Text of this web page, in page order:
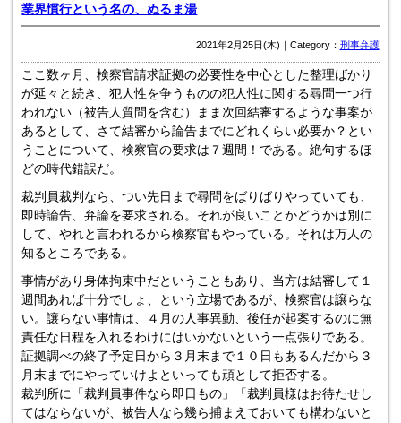
業界慣行という名の、ぬるま湯
2021年2月25日(木)｜Category： 刑事弁護
ここ数ヶ月、検察官請求証拠の必要性を中心とした整理ばかり
が延々と続き、犯人性を争うものの犯人性に関する尋問一つ行
われない（被告人質問を含む）まま次回結審するような事案が
あるとして、さて結審から論告までにどれくらい必要か？とい
うことについて、検察官の要求は７週間！である。絶句するほ
どの時代錯誤だ。
裁判員裁判なら、つい先日まで尋問をばりばりやっていても、
即時論告、弁論を要求される。それが良いことかどうかは別に
して、やれと言われるから検察官もやっている。それは万人の
知るところである。
事情があり身体拘束中だということもあり、当方は結審して１
週間あれば十分でしょ、という立場であるが、検察官は譲らな
い。譲らない事情は、４月の人事異動、後任が起案するのに無
責任な日程を入れるわけにはいかないという一点張りである。
証拠調べの終了予定日から３月末まで１０日もあるんだから３
月末までにやっていけよといっても頑として拒否する。
裁判所に「裁判員事件なら即日もの」「裁判員様はお待たせし
てはならないが、被告人なら幾ら捕まえておいても構わないと